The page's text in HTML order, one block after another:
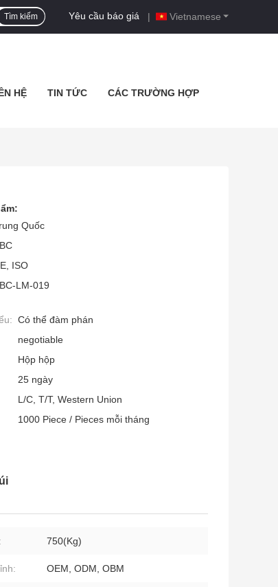
Vietnamese
Yêu cầu báo giá |
Tìm kiếm
HỆ TIN TỨC CÁC TRƯỜNG HỢP
Quốc
ISO
LM-019
Có thể đàm phán
negotiable
Hộp hộp
25 ngày
L/C, T/T, Western Union
1000 Piece / Pieces mỗi tháng
750(Kg)
OEM, ODM, OBM